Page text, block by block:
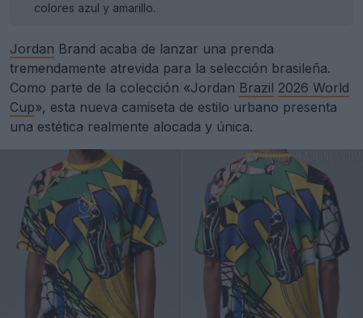
colores azul y amarillo.
Jordan Brand acaba de lanzar una prenda
tremendamente atrevida para la selección brasileña.
Como parte de la colección «Jordan Brazil 2026 World
Cup», esta nueva camiseta de estilo urbano presenta
una estética realmente alocada y única.